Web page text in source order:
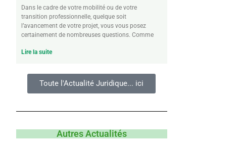
Dans le cadre de votre mobilité ou de votre
transition professionnelle, quelque soit
l’avancement de votre projet, vous vous posez
certainement de nombreuses questions. Comme
Lire la suite
Toute l'Actualité Juridique... ici
Autres Actualités